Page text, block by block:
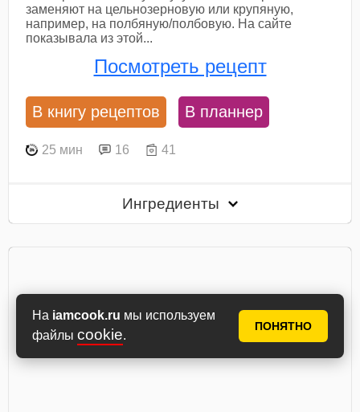
На iamcook.ru мы используем
файлы cookie.
ПОНЯТНО
заменяют на цельнозерновую или крупяную,
например, на полбяную/полбовую. На сайте
показывала из этой...
Посмотреть рецепт
В книгу рецептов В планнер
25 мин 16 41
Ингредиенты